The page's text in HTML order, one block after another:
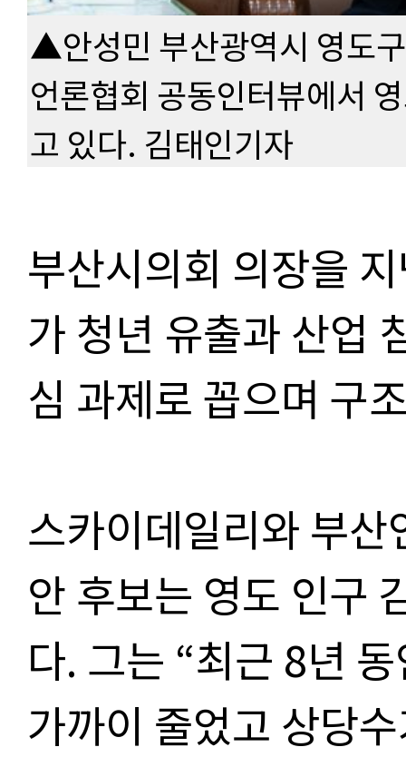
▲안성민 부산광역시 영도
언론협회 공동인터뷰에서
고 있다. 김태인기자
부산시의회 의장을
가 청년 유출과 산업
심 과제로 꼽으며 구
스카이데일리와 부
안 후보는 영도 인구
다. 그는 “최근 8년
가까이 줄었고 상당